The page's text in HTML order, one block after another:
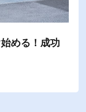
める！成功